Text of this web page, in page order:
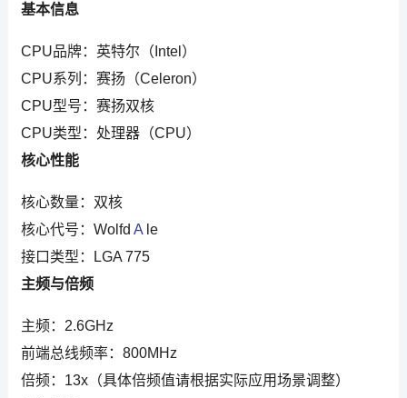
基本信息
CPU品牌：英特尔（Intel）
CPU系列：赛扬（Celeron）
CPU型号：赛扬双核
CPU类型：处理器（CPU）
核心性能
核心数量：双核
核心代号：Wolfd A le
接口类型：LGA 775
主频与倍频
主频：2.6GHz
前端总线频率：800MHz
倍频：13x（具体倍频值请根据实际应用场景调整）